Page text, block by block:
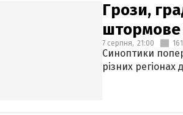
Грози,
7 серпня, 21:00 161
Синоптики
різних регіонах